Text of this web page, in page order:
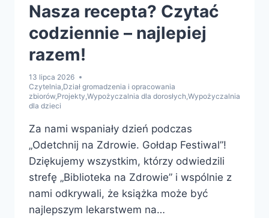
Nasza recepta? Czytać
codziennie – najlepiej
razem!
13 lipca 2026
Czytelnia Dział gromadzenia i opracowania
zbiorów Projekty Wypożyczalnia dla dorosłych Wypożyczalnia
dla dzieci
Za nami wspaniały dzień podczas
„Odetchnij na Zdrowie. Gołdap Festiwal”!
Dziękujemy wszystkim, którzy odwiedzili
strefę „Biblioteka na Zdrowie” i wspólnie z
nami odkrywali, że książka może być
najlepszym lekarstwem na…